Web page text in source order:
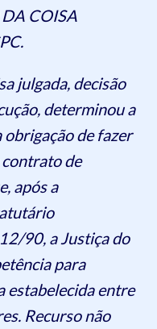
COISA
julgada, decisão
determinou a
obrigação de fazer
de
após a
90, a Justiça do
para
estabelecida entre
Recurso não